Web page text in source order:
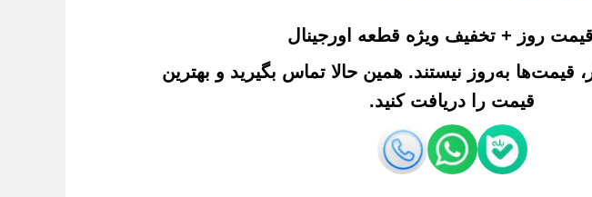
روز + تخفیف ویژه قطعه اورجینال
قیمت‌ها به‌روز نیستند. همین حالا تماس بگیرید و بهترین
قیمت را دریافت کنید.